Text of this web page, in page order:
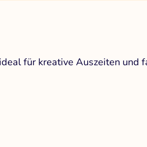
für kreative Auszeiten und